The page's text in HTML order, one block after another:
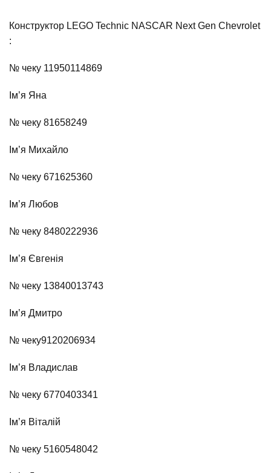
Конструктор LEGO Technic NASCAR Next Gen Chevrolet
:
№ чеку 11950114869
Ім’я Яна
№ чеку 81658249
Ім’я Михайло
№ чеку 671625360
Ім’я Любов
№ чеку 8480222936
Ім’я Євгенія
№ чеку 13840013743
Ім’я Дмитро
№ чеку9120206934
Ім’я Владислав
№ чеку 6770403341
Ім’я Віталій
№ чеку 5160548042